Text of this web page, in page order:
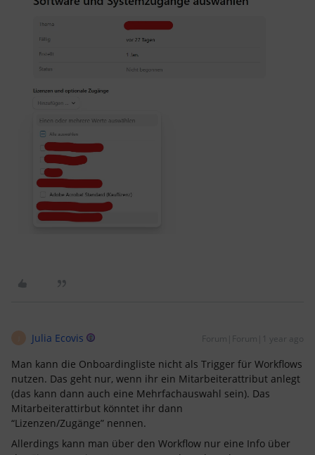
Julia Ecovis Forum|Forum|1 year ago
Man kann die Onboardingliste nicht als Trigger für Workflows
nutzen. Das geht nur, wenn ihr ein Mitarbeiterattribut anlegt
(das kann dann auch eine Mehrfachauswahl sein). Das
Mitarbeiterattirbut könntet ihr dann
“Lizenzen/Zugänge” nennen.
Allerdings kann man über den Workflow nur eine Info über